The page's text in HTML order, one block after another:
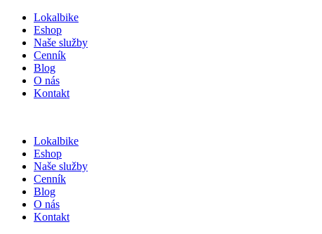
Lokalbike
Eshop
Naše služby
Cenník
Blog
O nás
Kontakt
Lokalbike
Eshop
Naše služby
Cenník
Blog
O nás
Kontakt